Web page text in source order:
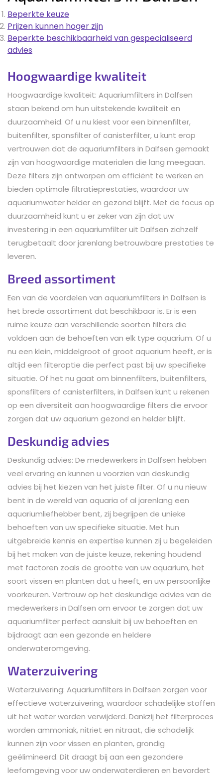
Beperkte keuze
Prijzen kunnen hoger zijn
Beperkte beschikbaarheid van gespecialiseerd
advies
Hoogwaardige kwaliteit
Hoogwaardige kwaliteit: Aquariumfilters in Dalfsen
staan bekend om hun uitstekende kwaliteit en
duurzaamheid. Of u nu kiest voor een binnenfilter,
buitenfilter, sponsfilter of canisterfilter, u kunt erop
vertrouwen dat de aquariumfilters in Dalfsen gemaakt
zijn van hoogwaardige materialen die lang meegaan.
Deze filters zijn ontworpen om efficiënt te werken en
bieden optimale filtratieprestaties, waardoor uw
aquariumwater helder en gezond blijft. Met de focus op
duurzaamheid kunt u er zeker van zijn dat uw
investering in een aquariumfilter uit Dalfsen zichzelf
terugbetaalt door jarenlang betrouwbare prestaties te
leveren.
Breed assortiment
Een van de voordelen van aquariumfilters in Dalfsen is
het brede assortiment dat beschikbaar is. Er is een
ruime keuze aan verschillende soorten filters die
voldoen aan de behoeften van elk type aquarium. Of u
nu een klein, middelgroot of groot aquarium heeft, er is
altijd een filteroptie die perfect past bij uw specifieke
situatie. Of het nu gaat om binnenfilters, buitenfilters,
sponsfilters of canisterfilters, in Dalfsen kunt u rekenen
op een diversiteit aan hoogwaardige filters die ervoor
zorgen dat uw aquarium gezond en helder blijft.
Deskundig advies
Deskundig advies: De medewerkers in Dalfsen hebben
veel ervaring en kunnen u voorzien van deskundig
advies bij het kiezen van het juiste filter. Of u nu nieuw
bent in de wereld van aquaria of al jarenlang een
aquariumliefhebber bent, zij begrijpen de unieke
behoeften van uw specifieke situatie. Met hun
uitgebreide kennis en expertise kunnen zij u begeleiden
bij het maken van de juiste keuze, rekening houdend
met factoren zoals de grootte van uw aquarium, het
soort vissen en planten dat u heeft, en uw persoonlijke
voorkeuren. Vertrouw op het deskundige advies van de
medewerkers in Dalfsen om ervoor te zorgen dat uw
aquariumfilter perfect aansluit bij uw behoeften en
bijdraagt aan een gezonde en heldere
onderwateromgeving.
Waterzuivering
Waterzuivering: Aquariumfilters in Dalfsen zorgen voor
effectieve waterzuivering, waardoor schadelijke stoffen
uit het water worden verwijderd. Dankzij het filterproces
worden ammoniak, nitriet en nitraat, die schadelijk
kunnen zijn voor vissen en planten, grondig
geëlimineerd. Dit draagt bij aan een gezondere
leefomgeving voor uw onderwaterdieren en bevordert